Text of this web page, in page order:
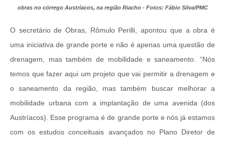
obras no córrego Austríacos, na região Riacho - Fotos: Fábio Silva/PMC
O secretário de Obras, Rômulo Perilli, apontou que a obra é
uma iniciativa de grande porte e não é apenas uma questão de
drenagem, mas também de mobilidade e saneamento. “Nós
temos que fazer aqui um projeto que vai permitir a drenagem e
o saneamento da região, mas também buscar melhorar a
mobilidade urbana com a implantação de uma avenida (dos
Austríacos). Esse programa é de grande porte e nós já estamos
com os estudos conceituais avançados no Plano Diretor de